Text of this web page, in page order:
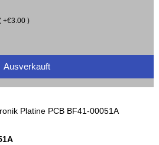
+€3.00 )
Ausverkauft
Platine PCB BF41-00051A